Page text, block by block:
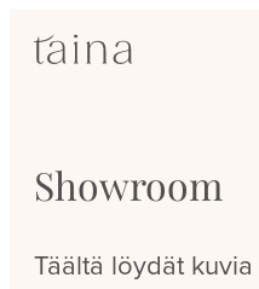
suoraan
SisustusTaina
Showroom
Täältä löydät